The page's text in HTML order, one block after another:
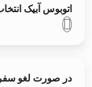
اتوبوس آبیک